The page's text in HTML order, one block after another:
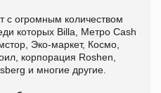
с огромным количеством
которых Billa, Метро Cash
Эко-маркет, Космо,
корпорация Roshen,
и многие другие.